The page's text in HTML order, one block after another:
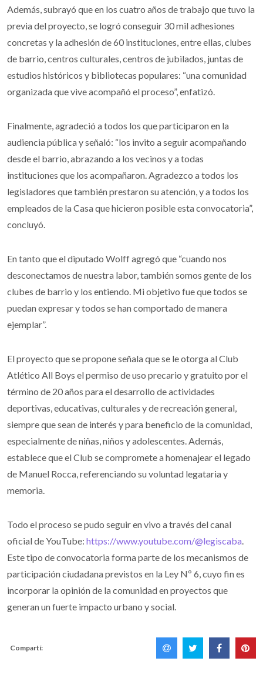
Además, subrayó que en los cuatro años de trabajo que tuvo la
previa del proyecto, se logró conseguir 30 mil adhesiones
concretas y la adhesión de 60 instituciones, entre ellas, clubes
de barrio, centros culturales, centros de jubilados, juntas de
estudios históricos y bibliotecas populares: “una comunidad
organizada que vive acompañó el proceso”, enfatizó.
Finalmente, agradeció a todos los que participaron en la
audiencia pública y señaló: “los invito a seguir acompañando
desde el barrio, abrazando a los vecinos y a todas
instituciones que los acompañaron. Agradezco a todos los
legisladores que también prestaron su atención, y a todos los
empleados de la Casa que hicieron posible esta convocatoria”,
concluyó.
En tanto que el diputado Wolff agregó que “cuando nos
desconectamos de nuestra labor, también somos gente de los
clubes de barrio y los entiendo. Mi objetivo fue que todos se
puedan expresar y todos se han comportado de manera
ejemplar”.
El proyecto que se propone señala que se le otorga al Club
Atlético All Boys el permiso de uso precario y gratuito por el
término de 20 años para el desarrollo de actividades
deportivas, educativas, culturales y de recreación general,
siempre que sean de interés y para beneficio de la comunidad,
especialmente de niñas, niños y adolescentes. Además,
establece que el Club se compromete a homenajear el legado
de Manuel Rocca, referenciando su voluntad legataria y
memoria.
Todo el proceso se pudo seguir en vivo a través del canal
oficial de YouTube: https://www.youtube.com/@legiscaba.
Este tipo de convocatoria forma parte de los mecanismos de
participación ciudadana previstos en la Ley Nº 6, cuyo fin es
incorporar la opinión de la comunidad en proyectos que
generan un fuerte impacto urbano y social.
Compartí: